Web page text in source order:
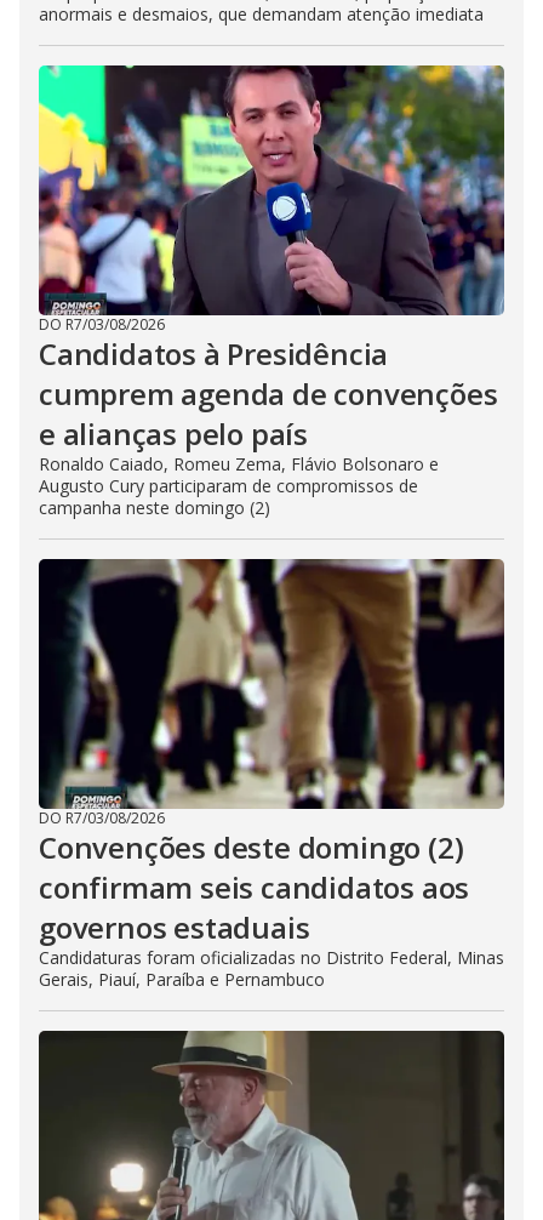
anormais e desmaios, que demandam atenção imediata
DO R7/03/08/2026
Candidatos à Presidência
cumprem agenda de convenções
e alianças pelo país
Ronaldo Caiado, Romeu Zema, Flávio Bolsonaro e
Augusto Cury participaram de compromissos de
campanha neste domingo (2)
DO R7/03/08/2026
Convenções deste domingo (2)
confirmam seis candidatos aos
governos estaduais
Candidaturas foram oficializadas no Distrito Federal, Minas
Gerais, Piauí, Paraíba e Pernambuco